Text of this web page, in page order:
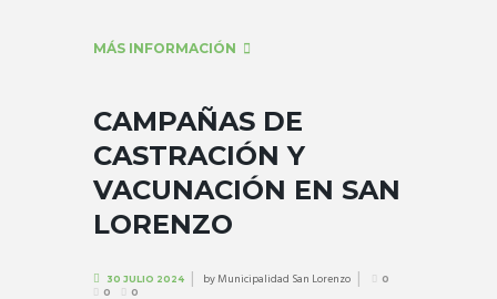
MÁS INFORMACIÓN
CAMPAÑAS DE
CASTRACIÓN Y
VACUNACIÓN EN SAN
LORENZO
30 JULIO 2024 byMunicipalidad San Lorenzo
0
0
0